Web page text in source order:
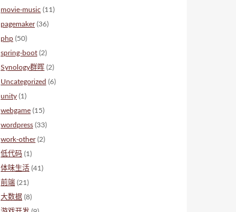
movie-music (11)
pagemaker(36)
php (50)
spring-boot (2)
Synology群晖 (2)
Uncategorized (6)
unity (1)
webgame (15)
wordpress (33)
work-other(2)
低代码 (1)
体味生活 (41)
前端 (21)
大数据 (8)